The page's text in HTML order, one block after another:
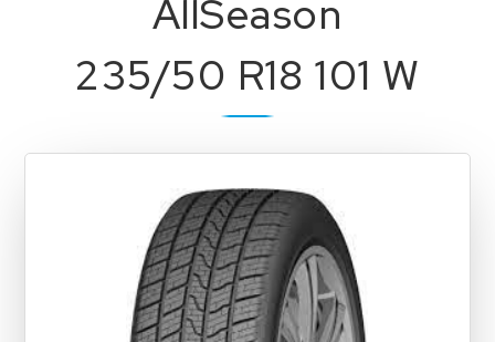
AllSeason
235/50 R18 101 W